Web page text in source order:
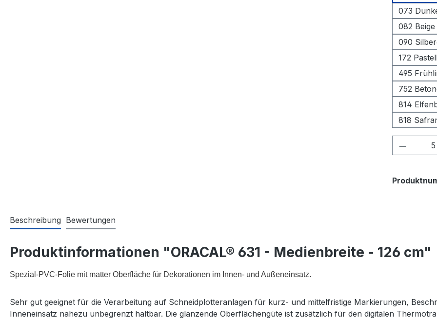
073
082 Beige
090
172
495
752
814
818
Beschreibung Bewertungen
Produktinformationen "ORACAL® 631 - Medienbreite - 126 cm"
Spezial-PVC-Folie mit matter Oberfläche für Dekorationen im Innen- und Außeneinsatz.
Sehr gut geeignet für die Verarbeitung auf Schneidplotteranlagen für kurz- und mittelfristige Markierungen,
Inneneinsatz nahezu unbegrenzt haltbar. Die glänzende Oberflächengüte ist zusätzlich für den digitalen